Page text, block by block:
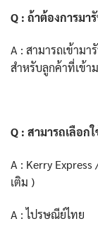
Q : ถ้าต้องการมา
A : สามารถเข้ามา
สำหรับลูกค้าที่เข้า
Q : สามารถเลือก
A : Kerry
เติม )
A : ไปรษณีย์ไทย